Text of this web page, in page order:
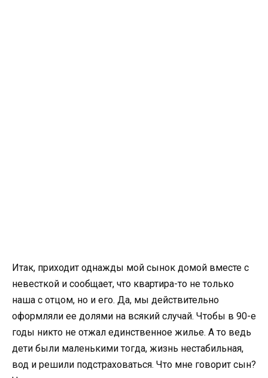
Итак, приходит однажды мой сынок домой вместе с
невесткой и сообщает, что квартира-то не только
наша с отцом, но и его. Да, мы действительно
оформляли ее долями на всякий случай. Чтобы в 90-е
годы никто не отжал единственное жилье. А то ведь
дети были маленькими тогда, жизнь нестабильная,
вод и решили подстраховаться. Что мне говорит сын?